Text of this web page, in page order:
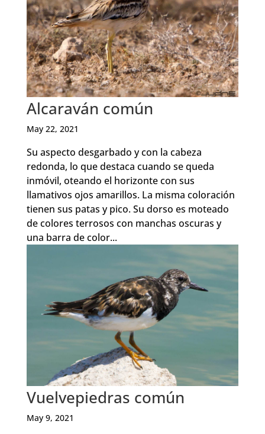
Alcaraván común
May 22, 2021
Su aspecto desgarbado y con la cabeza
redonda, lo que destaca cuando se queda
inmóvil, oteando el horizonte con sus
llamativos ojos amarillos. La misma coloración
tienen sus patas y pico. Su dorso es moteado
de colores terrosos con manchas oscuras y
una barra de color...
Vuelvepiedras común
May 9, 2021